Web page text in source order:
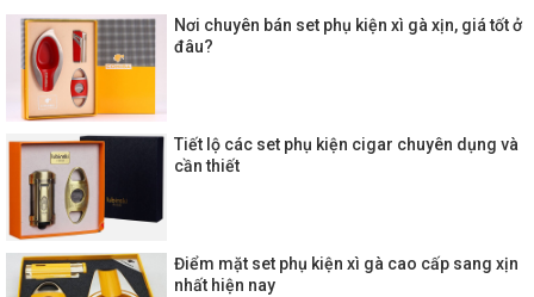
Nơi chuyên bán set phụ kiện xì gà xịn, giá tốt ở
đâu?
Tiết lộ các set phụ kiện cigar chuyên dụng và
cần thiết
Điểm mặt set phụ kiện xì gà cao cấp sang xịn
nhất hiện nay